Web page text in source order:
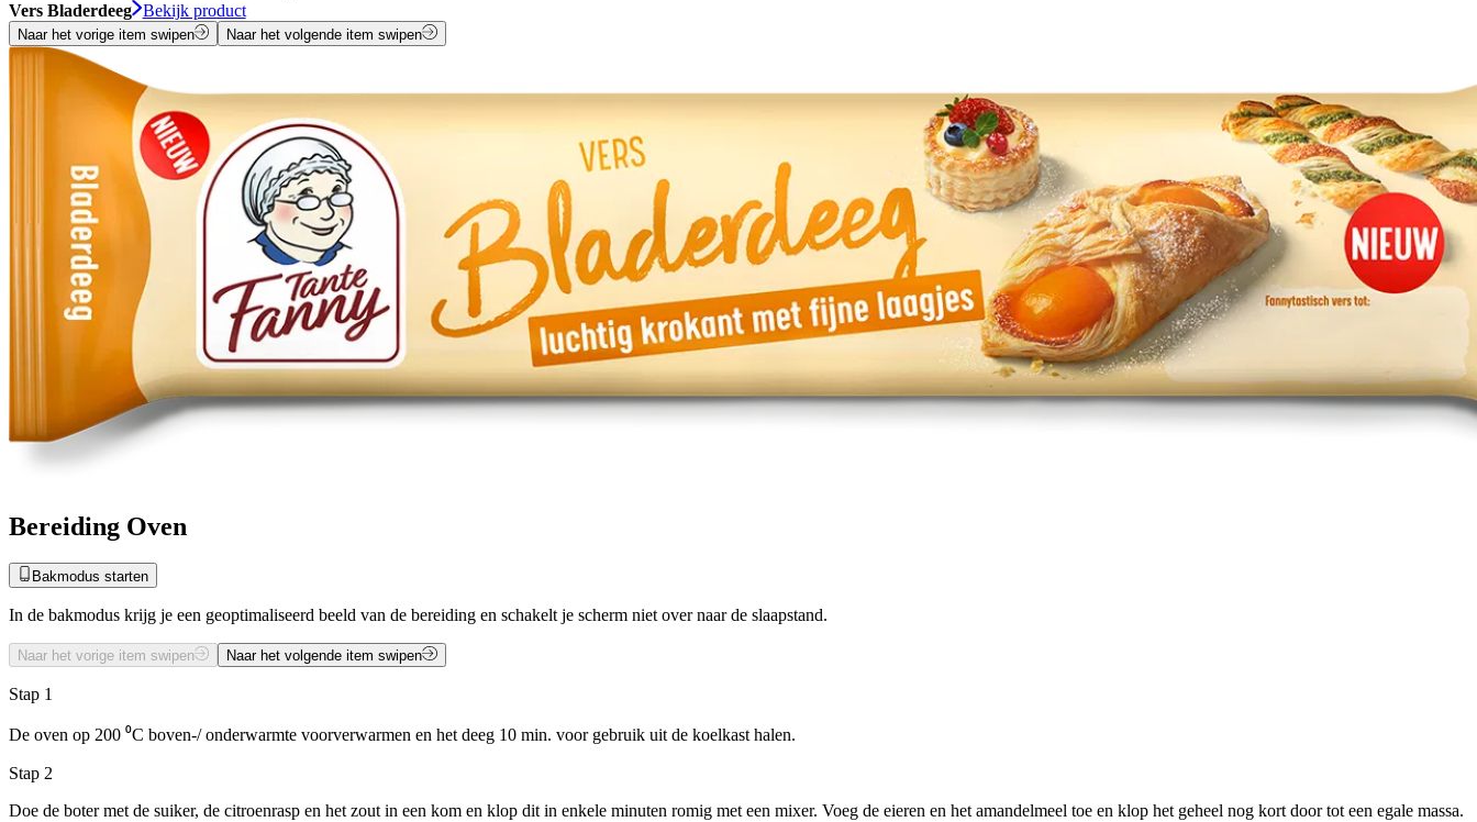
Vers Bladerdeeg Bekijk product
Naar het vorige item swipen Naar het volgende item swipen
Bereiding Oven
Bakmodus starten
In de bakmodus krijg je een geoptimaliseerd beeld van de bereiding en schakelt je scherm niet over naar de slaapstand.
Naar het vorige item swipen Naar het volgende item swipen
Stap 1
De oven op 200 ⁰C boven-/ onderwarmte voorverwarmen en het deeg 10 min. voor gebruik uit de koelkast halen.
Stap 2
Doe de boter met de suiker, de citroenrasp en het zout in een kom en klop dit in enkele minuten romig met een mixer. Voeg de eieren en het amandelmeel toe en klop het geheel nog kort door tot een egale massa.